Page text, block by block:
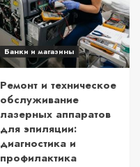
Банки и магазины
Ремонт и техническое
обслуживание
лазерных аппаратов
для эпиляции:
диагностика и
профилактика